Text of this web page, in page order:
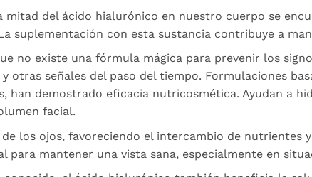
mitad del ácido hialurónico en nuestro cuerpo se
suplementación con esta sustancia contribuye a
no existe una fórmula mágica para prevenir los
otras señales del paso del tiempo. Formulaciones
han demostrado eficacia nutricosmética. Ayudan a
facial.
los ojos, favoreciendo el intercambio de nutrientes
para mantener una vista sana, especialmente en